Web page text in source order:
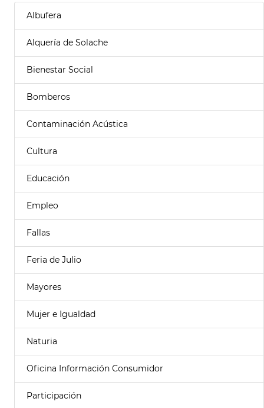
Albufera
Alquería de Solache
Bienestar Social
Bomberos
Contaminación Acústica
Cultura
Educación
Empleo
Fallas
Feria de Julio
Mayores
Mujer e Igualdad
Naturia
Oficina Información Consumidor
Participación